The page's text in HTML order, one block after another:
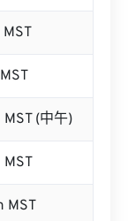
(中午)
MST
MST